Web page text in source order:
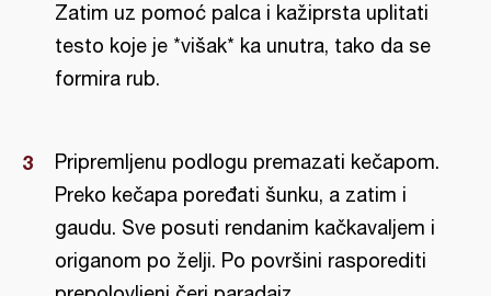
Zatim uz pomoć palca i kažiprsta uplitati
testo koje je *višak* ka unutra, tako da se
formira rub.
Pripremljenu podlogu premazati kečapom.
Preko kečapa poređati šunku, a zatim i
gaudu. Sve posuti rendanim kačkavaljem i
origanom po želji. Po površini rasporediti